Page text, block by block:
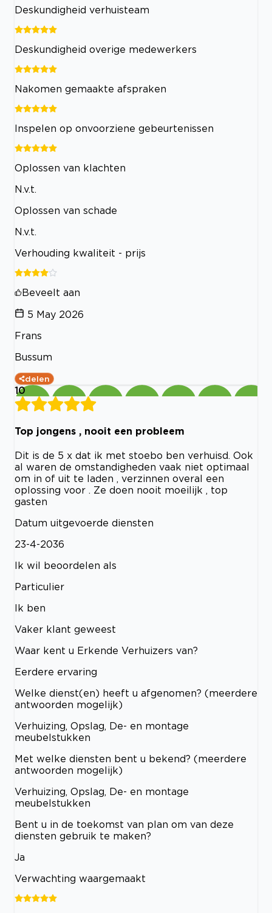
Deskundigheid verhuisteam
Deskundigheid overige medewerkers
Nakomen gemaakte afspraken
Inspelen op onvoorziene gebeurtenissen
Oplossen van klachten
N.v.t.
Oplossen van schade
N.v.t.
Verhouding kwaliteit - prijs
Beveelt aan
5 May 2026
Frans
Bussum
delen
10
Top jongens , nooit een probleem
Dit is de 5 x dat ik met stoebo ben verhuisd. Ook
al waren de omstandigheden vaak niet optimaal
om in of uit te laden , verzinnen overal een
oplossing voor . Ze doen nooit moeilijk , top
gasten
Datum uitgevoerde diensten
23-4-2036
Ik wil beoordelen als
Particulier
Ik ben
Vaker klant geweest
Waar kent u Erkende Verhuizers van?
Eerdere ervaring
Welke dienst(en) heeft u afgenomen? (meerdere
antwoorden mogelijk)
Verhuizing, Opslag, De- en montage
meubelstukken
Met welke diensten bent u bekend? (meerdere
antwoorden mogelijk)
Verhuizing, Opslag, De- en montage
meubelstukken
Bent u in de toekomst van plan om van deze
diensten gebruik te maken?
Ja
Verwachting waargemaakt